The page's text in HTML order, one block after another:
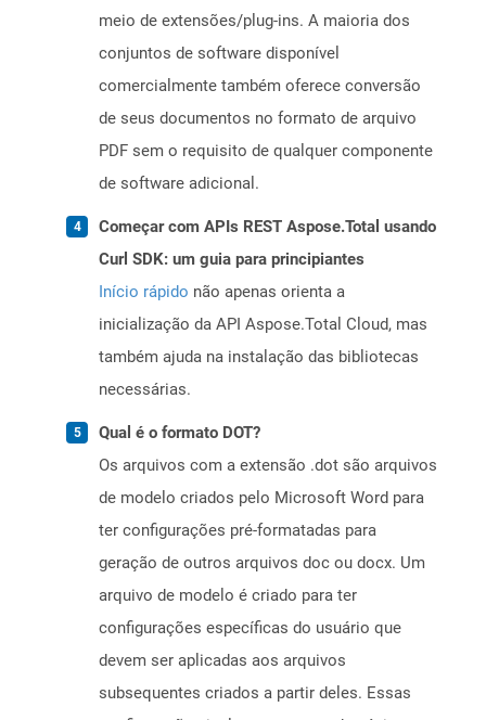
meio de extensões/plug-ins. A maioria dos
conjuntos de software disponível
comercialmente também oferece conversão
de seus documentos no formato de arquivo
PDF sem o requisito de qualquer componente
de software adicional.
Começar com APIs REST Aspose.Total usando
Curl SDK: um guia para principiantes
Início rápido não apenas orienta a
inicialização da API Aspose.Total Cloud, mas
também ajuda na instalação das bibliotecas
necessárias.
Qual é o formato DOT?
Os arquivos com a extensão .dot são arquivos
de modelo criados pelo Microsoft Word para
ter configurações pré-formatadas para
geração de outros arquivos doc ou docx. Um
arquivo de modelo é criado para ter
configurações específicas do usuário que
devem ser aplicadas aos arquivos
subsequentes criados a partir deles. Essas